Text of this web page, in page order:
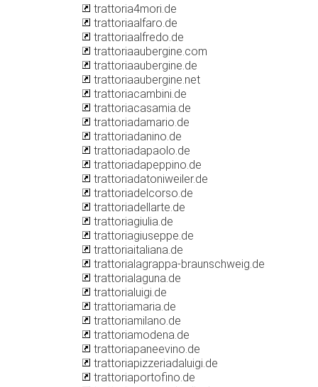
trattoria4mori.de
trattoriaalfaro.de
trattoriaalfredo.de
trattoriaaubergine.com
trattoriaaubergine.de
trattoriaaubergine.net
trattoriacambini.de
trattoriacasamia.de
trattoriadamario.de
trattoriadanino.de
trattoriadapaolo.de
trattoriadapeppino.de
trattoriadatoniweiler.de
trattoriadelcorso.de
trattoriadellarte.de
trattoriagiulia.de
trattoriagiuseppe.de
trattoriaitaliana.de
trattorialagrappa-braunschweig.de
trattorialaguna.de
trattorialuigi.de
trattoriamaria.de
trattoriamilano.de
trattoriamodena.de
trattoriapaneevino.de
trattoriapizzeriadaluigi.de
trattoriaportofino.de